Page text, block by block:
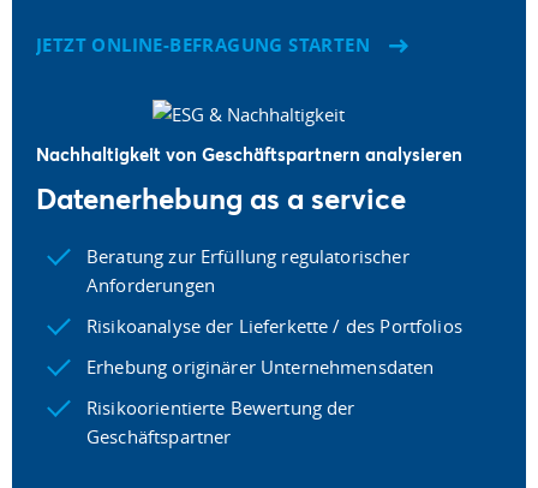
JETZT ONLINE-BEFRAGUNG STARTEN
Nachhaltigkeit von Geschäftspartnern analysieren
Datenerhebung as a service
Beratung zur Erfüllung regulatorischer
Anforderungen
Risikoanalyse der Lieferkette / des Portfolios
Erhebung originärer Unternehmensdaten
Risikoorientierte Bewertung der
Geschäftspartner